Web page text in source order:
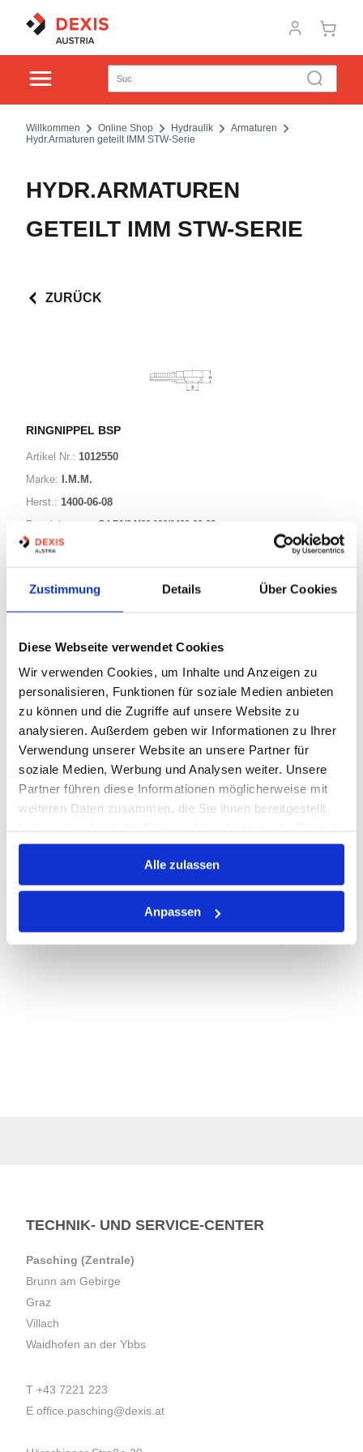
Zustimmung Details Über Cookies
Diese Webseite verwendet Cookies
Wir verwenden Cookies, um Inhalte und Anzeigen zu
personalisieren, Funktionen für soziale Medien anbieten
zu können und die Zugriffe auf unsere Website zu
analysieren. Außerdem geben wir Informationen zu Ihrer
Verwendung unserer Website an unsere Partner für
soziale Medien, Werbung und Analysen weiter. Unsere
Partner führen diese Informationen möglicherweise mit
weiteren Daten zusammen, die Sie ihnen bereitgestellt
gesammelt haben.
Alle zulassen
Anpassen
Willkommen Online Shop Hydraulik
Armaturen
Hydr.Armaturen geteilt IMM STW-Serie
HYDR.ARMATUREN
GETEILT IMM STW-SERIE
ZURÜCK
RINGNIPPEL BSP
Artikel Nr.: 1012550
Marke: I.M.M.
Herst.: 1400-06-08
Bezeichnung:
G4 R1/2 M00 100/1400-06-08
11 Varianten
Auf Lager
Lager anzeigen
PRODUKTBESCHREIBUNG
ALLE SPEZIFIKATIONEN
TECHNIK- UND SERVICE-CENTER
Pasching (Zentrale)
Brunn am Gebirge
Graz
Villach
Waidhofen an der Ybbs
T +43 7221 223
E office.pasching@dexis.at